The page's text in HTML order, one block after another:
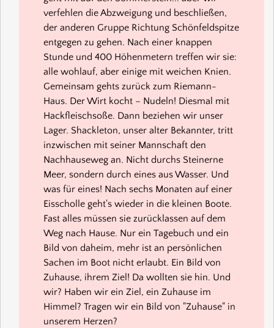
verfehlen die Abzweigung und beschließen,
der anderen Gruppe Richtung Schönfeldspitze
entgegen zu gehen. Nach einer knappen
Stunde und 400 Höhenmetern treffen wir sie:
alle wohlauf, aber einige mit weichen Knien.
Gemeinsam gehts zurück zum Riemann-
Haus. Der Wirt kocht – Nudeln! Diesmal mit
Hackfleischsoße. Dann beziehen wir unser
Lager. Shackleton, unser alter Bekannter, tritt
inzwischen mit seiner Mannschaft den
Nachhauseweg an. Nicht durchs Steinerne
Meer, sondern durch eines aus Wasser. Und
was für eines! Nach sechs Monaten auf einer
Eisscholle geht's wieder in die kleinen Boote.
Fast alles müssen sie zurücklassen auf dem
Weg nach Hause. Nur ein Tagebuch und ein
Bild von daheim, mehr ist an persönlichen
Sachen im Boot nicht erlaubt. Ein Bild von
Zuhause, ihrem Ziel! Da wollten sie hin. Und
wir? Haben wir ein Ziel, ein Zuhause im
Himmel? Tragen wir ein Bild von "Zuhause" in
unserem Herzen?